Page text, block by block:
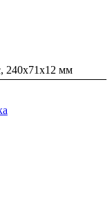
240х71х12 мм